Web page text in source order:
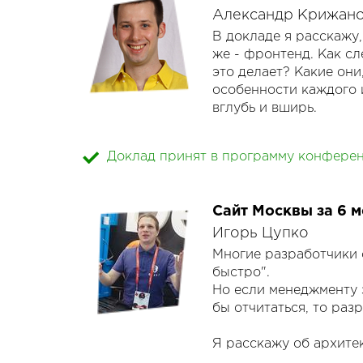
План доклада:
- Введение. Методы
- Создаём
приложений:
- Уменьшаем
подключений на
- Добавляем
Расскажу на
Александр
В докладе я
же - фронтенд. Как
это делает? Какие
особенности
вглубь и вширь.
Уникальность
защита от DDoS
HTTP трафика малыми
- Что такое Web-
нужен;
- Типичный
- Заглянем вглубь
Доклад принят в программу
Сайт Москвы за 6
Игорь Цупко
Многие разработчики
быстро".
Но если менеджменту
бы отчитаться, то
Я расскажу об